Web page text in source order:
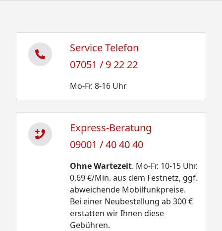
Service Telefon
07051 / 9 22 22
Mo-Fr. 8-16 Uhr
Express-Beratung
09001 / 40 40 40
Ohne Wartezeit. Mo-Fr. 10-15 Uhr.
0,69 €/Min. aus dem Festnetz, ggf.
abweichende Mobilfunkpreise.
Bei einer Neubestellung ab 300 €
erstatten wir Ihnen diese
Gebühren.